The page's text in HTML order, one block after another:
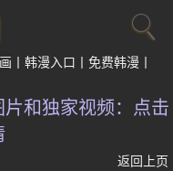
韩漫入口
免费韩漫
和独家视频：点击
返回上页